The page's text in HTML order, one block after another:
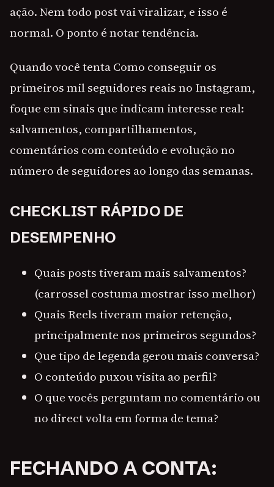
ação. Nem todo post vai viralizar, e isso é
normal. O ponto é notar tendência.
Quando você tenta Como conseguir os
primeiros mil seguidores reais no Instagram,
foque em sinais que indicam interesse real:
salvamentos, compartilhamentos,
comentários com conteúdo e evolução no
número de seguidores ao longo das semanas.
CHECKLIST RÁPIDO DE
DESEMPENHO
Quais posts tiveram mais salvamentos?
(carrossel costuma mostrar isso melhor)
Quais Reels tiveram maior retenção,
principalmente nos primeiros segundos?
Que tipo de legenda gerou mais conversa?
O conteúdo puxou visita ao perfil?
O que vocês perguntam no comentário ou
no direct volta em forma de tema?
FECHANDO A CONTA: